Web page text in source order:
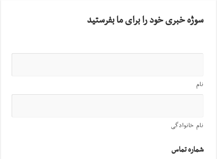
سوژه خبری خود را برای ما بفرستید
نام
نام خانوادگی
شماره تماس